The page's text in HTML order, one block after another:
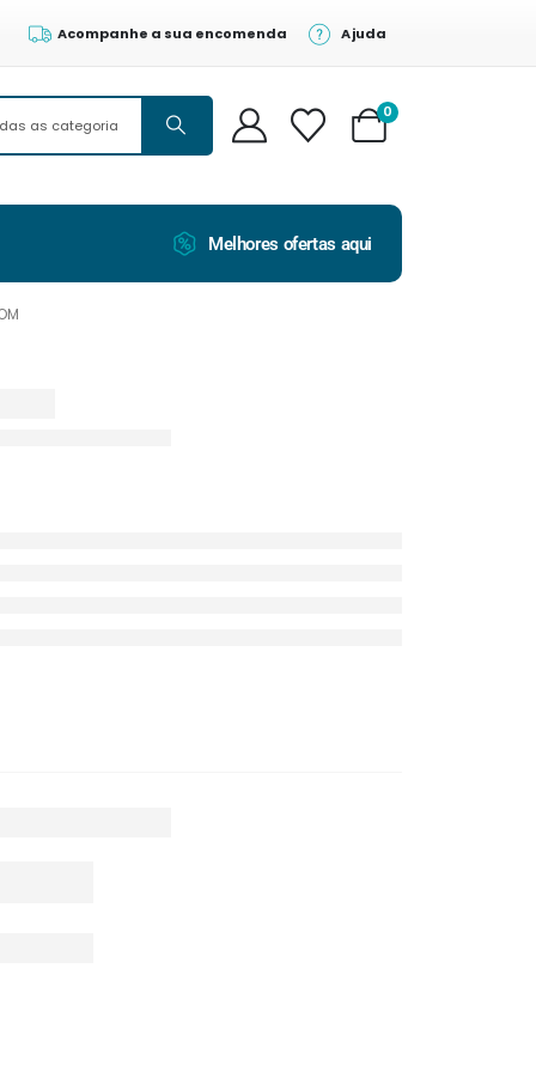
Acompanhe a sua encomenda Ajuda
0
Melhores ofertas aqui